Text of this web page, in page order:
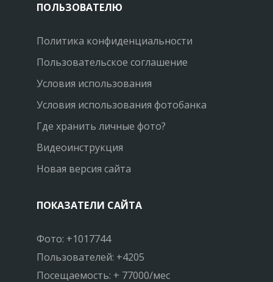
ПОЛЬЗОВАТЕЛЮ
Политика конфиденциальности
Пользовательское соглашение
Условия использования
Условия использования фотобанка
Где хранить личные фото?
Видеоинструкция
Новая версия сайта
ПОКАЗАТЕЛИ САЙТА
Фото: +1017744
Пользователей: +4205
Посещаемость: + 77000/мес